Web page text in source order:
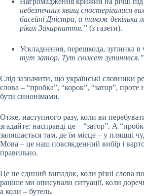
небезпечних явищ спостерігалися
басейні Дністра, а також декілька
ріках Закарпаття.” (з газети).
Ускладнення, перешкода, зупинка в
тут затор. Тут сюжет зупинився.”
Слід зазначити, що українські словники
слова – “пробка”, “корок”, “затор”,
бути синонімами.
Отже, наступного разу, коли ви
згадайте: насправді це – “затор”. А
залишається там, де їм місце – у пляшці
Мова – це наш повсякденний вибір і
правильно.
Це не єдиний випадок, коли різні слова
раніше ми описували ситуації, коли
а коли – бутель.